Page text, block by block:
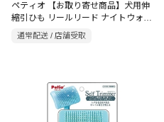
ペティオ 【お取り寄せ商品】犬用伸
縮引ひも リールリード ナイトウォー
カーEX SM レッド
通常配送 / 店舗受取